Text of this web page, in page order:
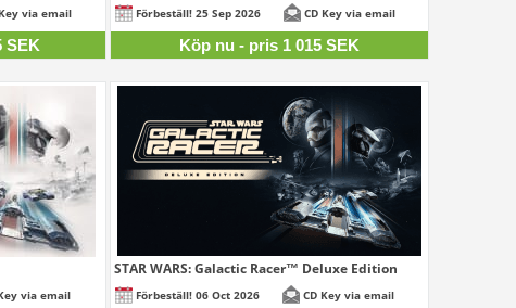
SEK
via email
SEK
1 015 SEK
Förbeställ! 25 Sep 2026 CD Key via email
Köp nu - pris 1 015 SEK
via email
STAR WARS: Galactic Racer™ Deluxe Edition
890 SEK
Förbeställ! 06 Oct 2026 CD Key via email